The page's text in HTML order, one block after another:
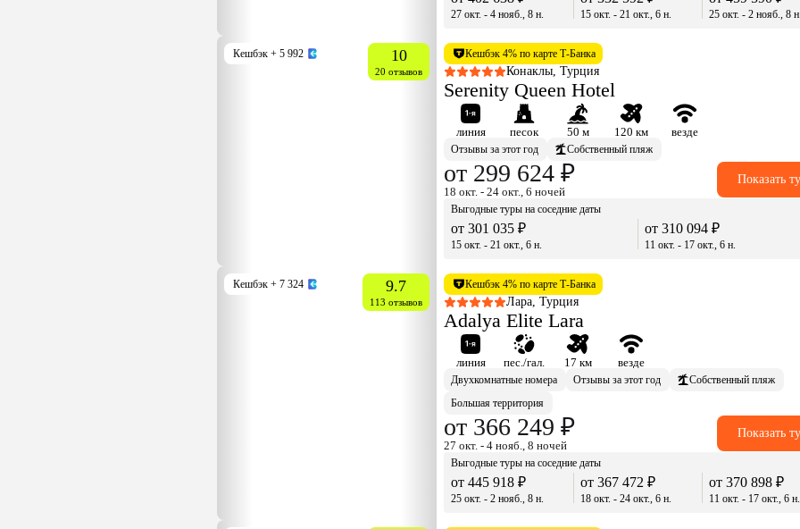
27 окт. - 4 нояб., 8 н. 15 окт. - 21 окт., 6 н. 25 окт. - 2 нояб., 8
Кешбэк + 5 992 10
20 отзывов
Кешбэк 4% по карте Т-Банка
Конаклы, Турция
Serenity Queen Hotel
линия песок 50 м 120 км
везде
Отзывы за этот год
Собственный пляж
от 299 624 ₽
18 окт. - 24 окт., 6 ночей
Показать
Выгодные туры на соседние даты
от 301 035 ₽
15 окт. - 21 окт., 6 н.
от 310 094 ₽
11 окт. - 17 окт., 6 н.
Кешбэк + 7 324 9.7
113 отзывов
Кешбэк 4% по карте Т-Банка
Лара, Турция
Adalya Elite Lara
линия пес./гал. 17 км
везде
Двухкомнатные номера
Отзывы за этот год
Собственный пляж
Большая территория
от 366 249 ₽
27 окт. - 4 нояб., 8 ночей
Показать
Выгодные туры на соседние даты
от 445 918 ₽
25 окт. - 2 нояб., 8 н.
от 367 472 ₽
18 окт. - 24 окт., 6 н.
от 370 898 ₽
11 окт. - 17 окт., 6 н.